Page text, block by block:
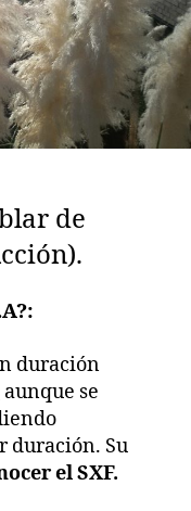
de
cción).
duración
aunque se
duración. Su
el SXF.